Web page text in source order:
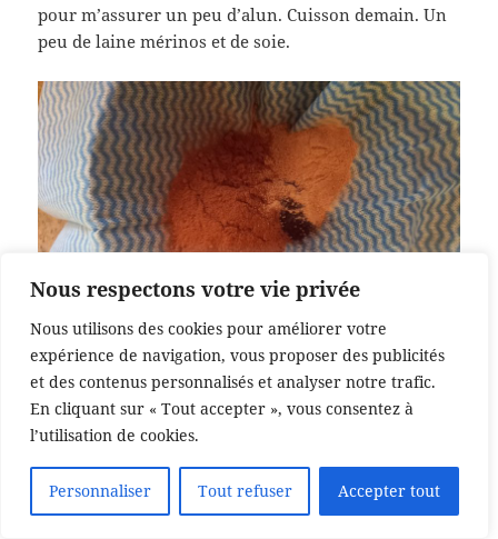
Nous respectons votre vie privée
Nous utilisons des cookies pour améliorer votre
expérience de navigation, vous proposer des publicités
et des contenus personnalisés et analyser notre trafic.
En cliquant sur « Tout accepter », vous consentez à
l’utilisation de cookies.
Personnaliser Tout refuser Accepter tout
pour m’assurer un peu d’alun. Cuisson demain. Un
peu de laine mérinos et de soie.
J’enveloppe les poudres dans une petite serviette, pour qu’elles ne
se répandent pas trop dans la casserole
J’ai presque fini les mitaines pour Martin, elles ont
beaucoup plu à Doris qui m’en a demandé d’une
autre couleur.
12 août
Translate »